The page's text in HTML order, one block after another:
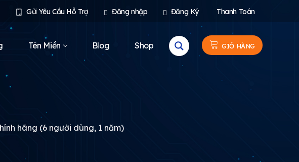
Gửi Yêu Cầu Hỗ Trợ Đăng nhập Đăng Ký Thanh Toán
Tên Miền Blog Shop GIỎ HÀNG
hãng (6 người dùng, 1 năm)